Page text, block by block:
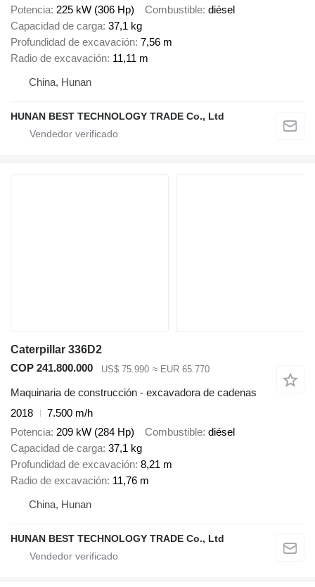
Potencia 225 kW (306 Hp) Combustible diésel
Capacidad de carga 37,1 kg
Profundidad de excavación 7,56 m
Radio de excavación 11,11 m
China, Hunan
HUNAN BEST TECHNOLOGY TRADE Co., Ltd
Caterpillar 336D2
COP 241.800.000
US$ 75.990 ≈ EUR 65.770
Maquinaria de construcción - excavadora de cadenas
2018
7.500 m/h
Potencia 209 kW (284 Hp) Combustible diésel
Capacidad de carga 37,1 kg
Profundidad de excavación 8,21 m
Radio de excavación 11,76 m
China, Hunan
HUNAN BEST TECHNOLOGY TRADE Co., Ltd